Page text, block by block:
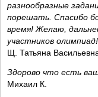
разнообразные
порешать. Спасибо
время! Желаю,
участников олимпиад!
Щ. Татьяна
Здорово что есть
Михаил К.